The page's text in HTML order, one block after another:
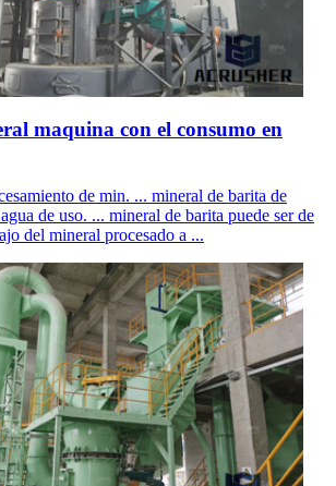
maquina con el consumo en
de min. ... mineral de barita de
de uso. ... mineral de barita puede ser de
del mineral procesado a ...